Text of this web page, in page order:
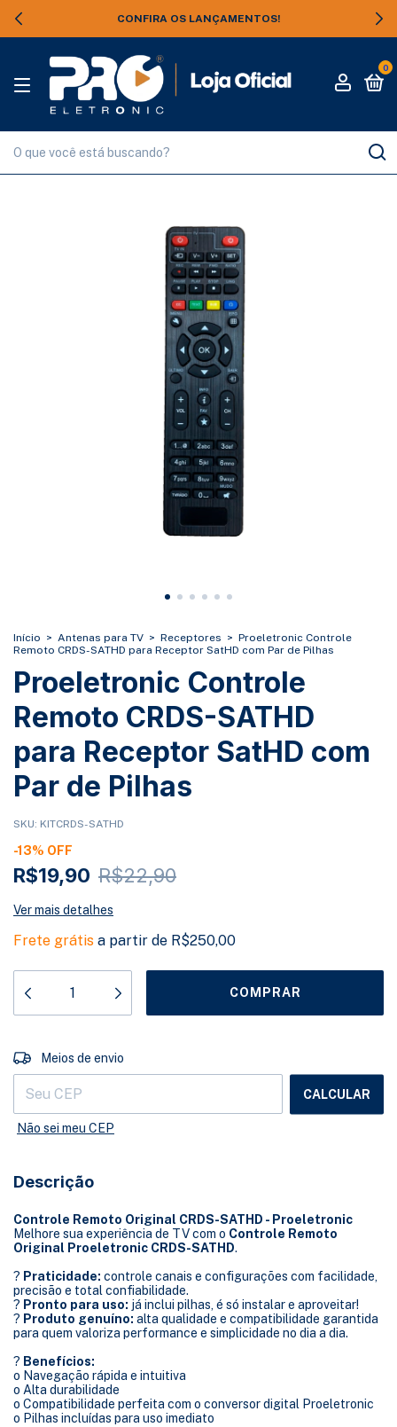
CONFIRA OS LANÇAMENTOS!
0
Início > Antenas para TV > Receptores > Proeletronic Controle
Remoto CRDS-SATHD para Receptor SatHD com Par de Pilhas
Proeletronic Controle
Remoto CRDS-SATHD
para Receptor SatHD com
Par de Pilhas
SKU: KITCRDS-SATHD
-13% OFF
R$19,90 R$22,90
Ver mais detalhes
Frete grátis a partir de R$250,00
Entregas para o CEP:
Meios de envio
CALCULAR
Não sei meu CEP
Descrição
Controle Remoto Original CRDS-SATHD - Proeletronic
Melhore sua experiência de TV com o Controle Remoto
Original Proeletronic CRDS-SATHD.
? Praticidade: controle canais e configurações com facilidade,
precisão e total confiabilidade.
? Pronto para uso: já inclui pilhas, é só instalar e aproveitar!
? Produto genuíno: alta qualidade e compatibilidade garantida
para quem valoriza performance e simplicidade no dia a dia.
? Benefícios:
o Navegação rápida e intuitiva
o Alta durabilidade
o Compatibilidade perfeita com o conversor digital Proeletronic
o Pilhas incluídas para uso imediato